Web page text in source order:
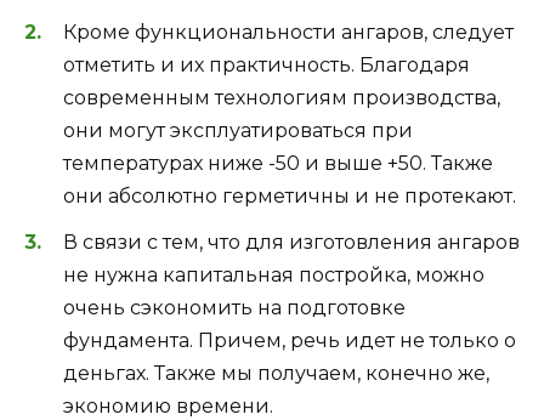
Кроме функциональности ангаров, следует
отметить и их практичность. Благодаря
современным технологиям производства,
они могут эксплуатироваться при
температурах ниже -50 и выше +50. Также
они абсолютно герметичны и не протекают.
В связи с тем, что для изготовления ангаров
не нужна капитальная постройка, можно
очень сэкономить на подготовке
фундамента. Причем, речь идет не только о
деньгах. Также мы получаем, конечно же,
экономию времени.